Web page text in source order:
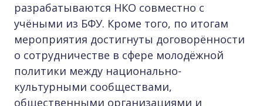
разрабатываются НКО совместно с
учёными из БФУ. Кроме того, по итогам
мероприятия достигнуты договорённости
о сотрудничестве в сфере молодёжной
политики между национально-
культурными сообществами,
общественными организациями и